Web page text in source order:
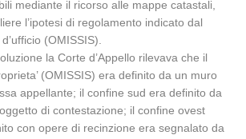
mediante il ricorso alle mappe catastali,
l’ipotesi di regolamento indicato dal
(OMISSIS).
la Corte d’Appello rilevava che il
(OMISSIS) era definito da un muro
appellante; il confine sud era definito da
di contestazione; il confine ovest
con opere di recinzione era segnalato da